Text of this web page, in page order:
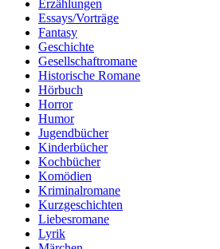
Erzählungen
Essays/Vorträge
Fantasy
Geschichte
Gesellschaftromane
Historische Romane
Hörbuch
Horror
Humor
Jugendbücher
Kinderbücher
Kochbücher
Komödien
Kriminalromane
Kurzgeschichten
Liebesromane
Lyrik